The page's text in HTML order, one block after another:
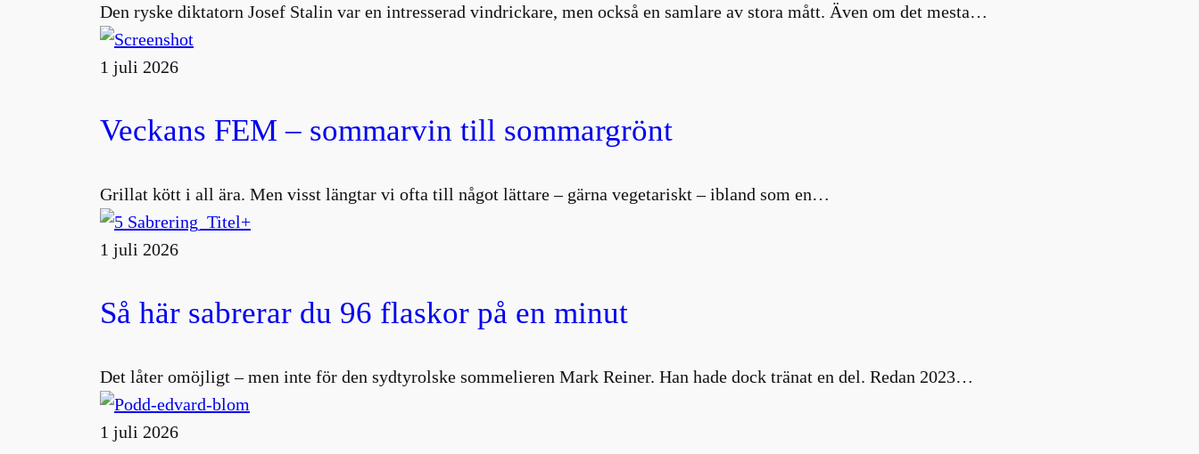
Den ryske diktatorn Josef Stalin var en intresserad vindrickare, men också en samlare av stora mått. Även om det mesta…
1 juli 2026
Veckans FEM – sommarvin till sommargrönt
Grillat kött i all ära. Men visst längtar vi ofta till något lättare – gärna vegetariskt – ibland som en…
1 juli 2026
Så här sabrerar du 96 flaskor på en minut
Det låter omöjligt – men inte för den sydtyrolske sommelieren Mark Reiner. Han hade dock tränat en del. Redan 2023…
1 juli 2026